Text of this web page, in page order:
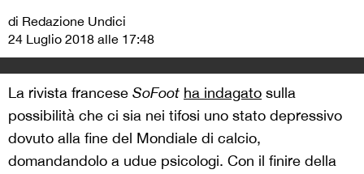
di Redazione Undici
24 Luglio 2018 alle 17:48
La rivista francese SoFoot ha indagato sulla
possibilità che ci sia nei tifosi uno stato depressivo
dovuto alla fine del Mondiale di calcio,
domandandolo a udue psicologi. Con il finire della